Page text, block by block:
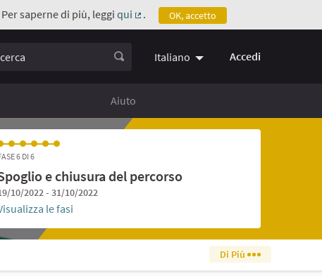
saperne di più, leggi qui
(Collegamento esterno)
. OK, accetto
Italiano Accedi
Aiuto
6 DI 6
e chiusura del percorso
10/2022 - 31/10/2022
le fasi
Di Più